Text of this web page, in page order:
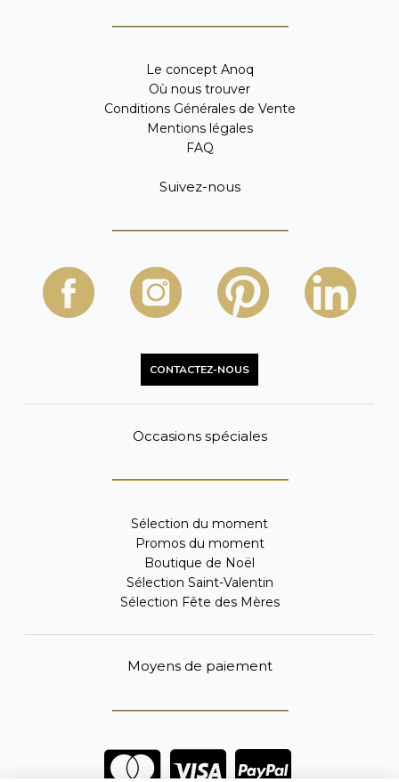
Le concept Anoq
Où nous trouver
Conditions Générales de Vente
Mentions légales
FAQ
Suivez-nous
CONTACTEZ-NOUS
Occasions spéciales
Sélection du moment
Promos du moment
Boutique de Noël
Sélection Saint-Valentin
Sélection Fête des Mères
Moyens de paiement